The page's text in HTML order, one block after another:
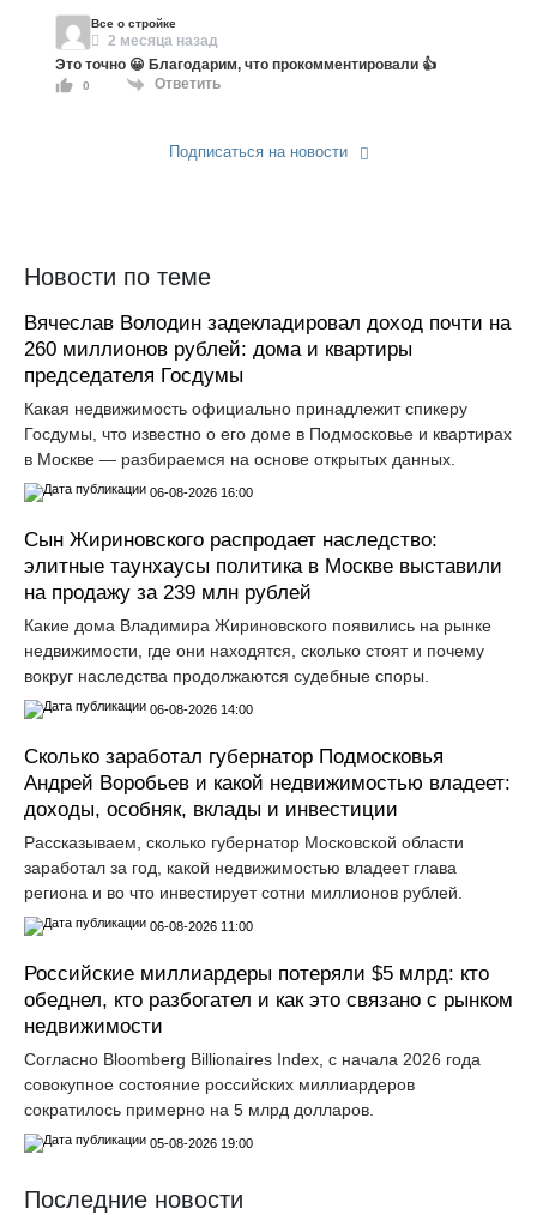
Все о стройке
2 месяца назад
Это точно 😀 Благодарим, что прокомментировали 👍
0 Ответить
Подписаться на новости
Новости по теме
Вячеслав Володин задекладировал доход почти на
260 миллионов рублей: дома и квартиры
председателя Госдумы
Какая недвижимость официально принадлежит спикеру
Госдумы, что известно о его доме в Подмосковье и квартирах
в Москве — разбираемся на основе открытых данных.
06-08-2026 16:00
Сын Жириновского распродает наследство:
элитные таунхаусы политика в Москве выставили
на продажу за 239 млн рублей
Какие дома Владимира Жириновского появились на рынке
недвижимости, где они находятся, сколько стоят и почему
вокруг наследства продолжаются судебные споры.
06-08-2026 14:00
Сколько заработал губернатор Подмосковья
Андрей Воробьев и какой недвижимостью владеет:
доходы, особняк, вклады и инвестиции
Рассказываем, сколько губернатор Московской области
заработал за год, какой недвижимостью владеет глава
региона и во что инвестирует сотни миллионов рублей.
06-08-2026 11:00
Российские миллиардеры потеряли $5 млрд: кто
обеднел, кто разбогател и как это связано с рынком
недвижимости
Согласно Bloomberg Billionaires Index, с начала 2026 года
совокупное состояние российских миллиардеров
сократилось примерно на 5 млрд долларов.
05-08-2026 19:00
Последние новости